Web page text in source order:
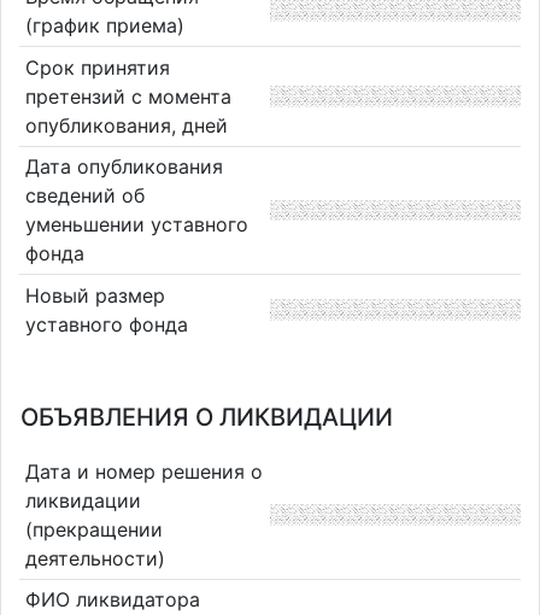
(график приема)
Срок принятия
претензий с момента
опубликования, дней
Дата опубликования
сведений об
уменьшении уставного
фонда
Новый размер
уставного фонда
ОБЪЯВЛЕНИЯ О ЛИКВИДАЦИИ
Дата и номер решения о
ликвидации
(прекращении
деятельности)
ФИО ликвидатора